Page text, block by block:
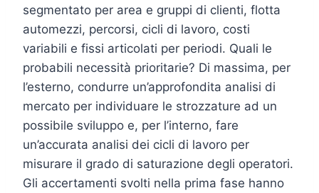
segmentato per area e gruppi di clienti, flotta
automezzi, percorsi, cicli di lavoro, costi
variabili e fissi articolati per periodi. Quali le
probabili necessità prioritarie? Di massima, per
l’esterno, condurre un’approfondita analisi di
mercato per individuare le strozzature ad un
possibile sviluppo e, per l’interno, fare
un’accurata analisi dei cicli di lavoro per
misurare il grado di saturazione degli operatori.
Gli accertamenti svolti nella prima fase hanno